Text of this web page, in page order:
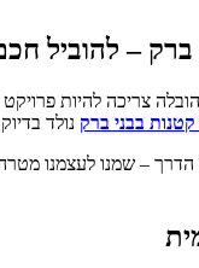
ברק – להוביל
צריכה להיות
קטנות בבני ברק נולד
הדרך – שמנו לעצמנו